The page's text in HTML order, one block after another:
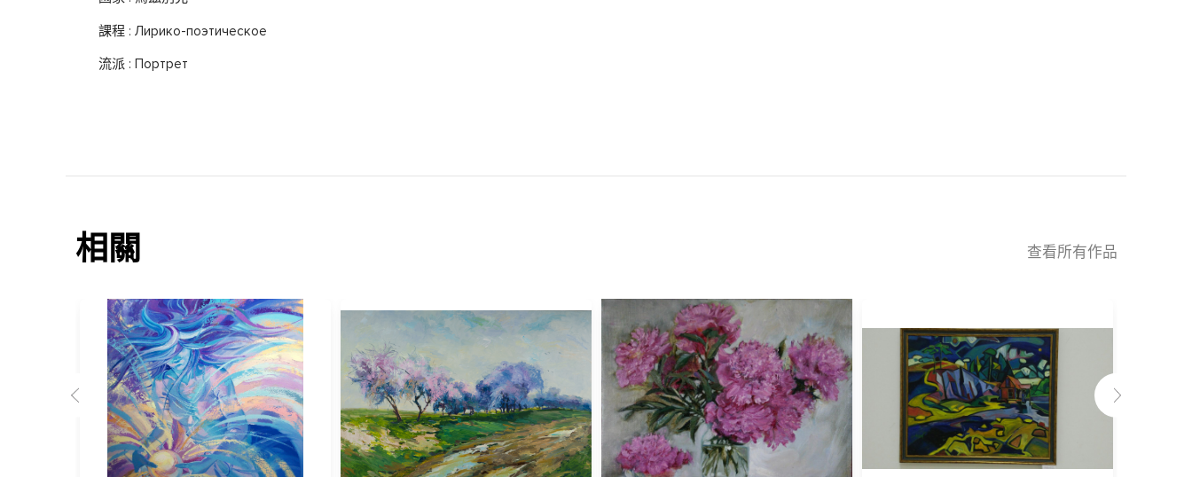
課程 : Лирико-поэтическое
流派 : Портрет
相關 查看所有作品